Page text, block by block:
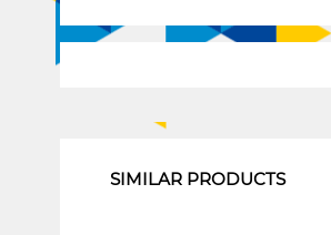
SIMILAR PRODUCTS